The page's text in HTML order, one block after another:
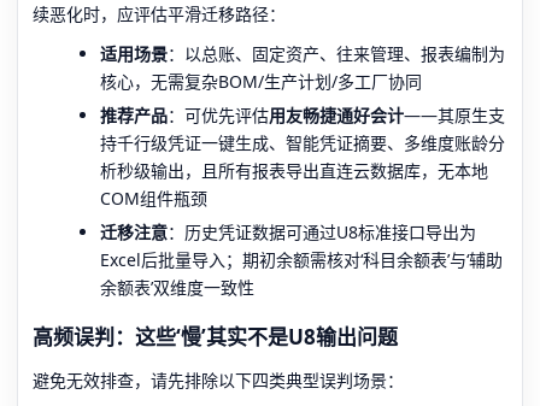
续恶化时，应评估平滑迁移路径：
适用场景：以总账、固定资产、往来管理、报表编制为
核心，无需复杂BOM/生产计划/多工厂协同
推荐产品：可优先评估用友畅捷通好会计——其原生支
持千行级凭证一键生成、智能凭证摘要、多维度账龄分
析秒级输出，且所有报表导出直连云数据库，无本地
COM组件瓶颈
迁移注意：历史凭证数据可通过U8标准接口导出为
Excel后批量导入；期初余额需核对‘科目余额表’与‘辅助
余额表’双维度一致性
高频误判：这些‘慢’其实不是U8输出问题
避免无效排查，请先排除以下四类典型误判场景：